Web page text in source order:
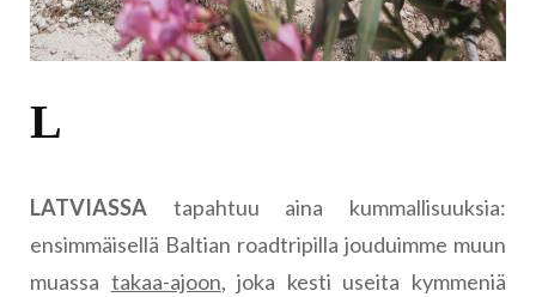
L
LATVIASSA tapahtuu aina kummallisuuksia:
ensimmäisellä Baltian roadtripilla jouduimme muun
muassa takaa-ajoon, joka kesti useita kymmeniä